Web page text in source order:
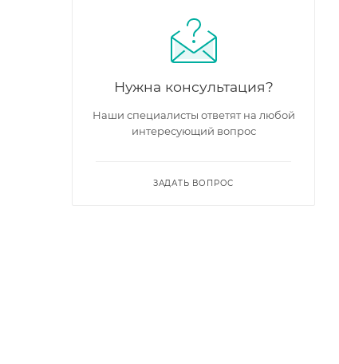
Нужна консультация?
Наши специалисты ответят на любой
интересующий вопрос
ЗАДАТЬ ВОПРОС